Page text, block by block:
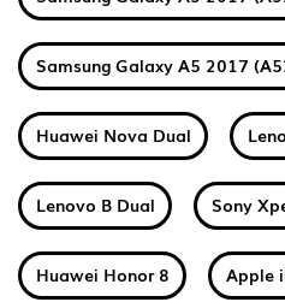
Samsung Galaxy A5 2017
Huawei Nova Dual
Lenovo B Dual Sony
Huawei Honor 8 Apple